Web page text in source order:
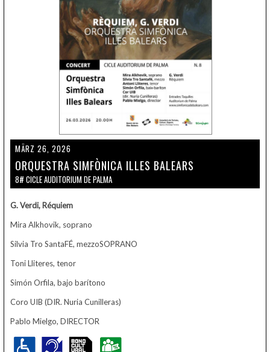
MÄRZ 26, 2026
ORQUESTRA SIMFÒNICA ILLES BALEARS
8# CICLE AUDITORIUM DE PALMA
G. Verdi, Réquiem
Mira Alkhovik, soprano
Silvia Tro SantaFÉ, mezzoSOPRANO
Toni Lliteres, tenor
Simón Orfila, bajo barítono
Coro UIB (DIR. Nuria Cunilleras)
Pablo Mielgo, DIRECTOR